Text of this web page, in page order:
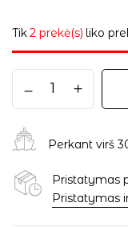
Tik2 prekė(s) liko
Perkant virš
Pristatymas
Pristatymas